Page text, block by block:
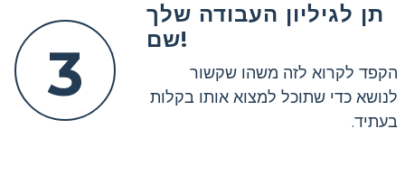
3
תן לגיליון העבודה שלך
שם!
הקפד לקרוא לזה משהו שקשור
לנושא כדי שתוכל למצוא אותו בקלות
בעתיד.